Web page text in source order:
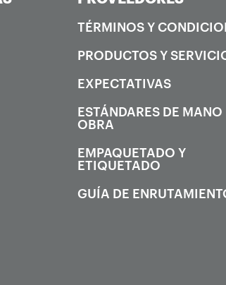
TÉRMINOS Y
PRODUCTOS Y
EXPECTATIVAS
ESTÁNDARES DE MANO
OBRA
EMPAQUETADO Y
ETIQUETADO
GUÍA DE